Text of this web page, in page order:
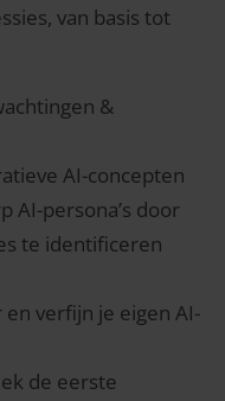
van basis tot
&
AI-concepten
AI-persona’s door
te identificeren
verfijn je eigen AI-
de eerste